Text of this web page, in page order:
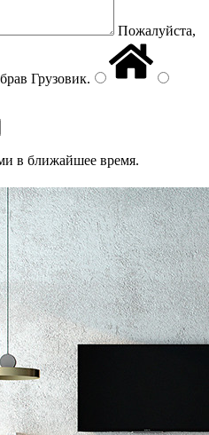
Пожалуйста,
Грузовик.
в ближайшее время.